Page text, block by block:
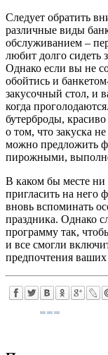
Следует обратить
различные виды
обслуживанием –
любит долго сидеть
Однако если вы не
обойтись и
закусочный стол, и
когда
бутерброды,
о том, что закуска
можно предложить
пирожными,
В каком бы месте ни
пригласить на него
вновь вспоминать
праздника. Однако
программу так,
и все смогли
предпочтения ваших